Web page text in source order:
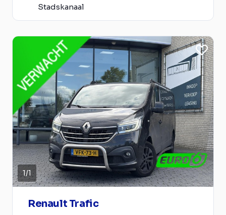
Stadskanaal
1/1
Renault Trafic